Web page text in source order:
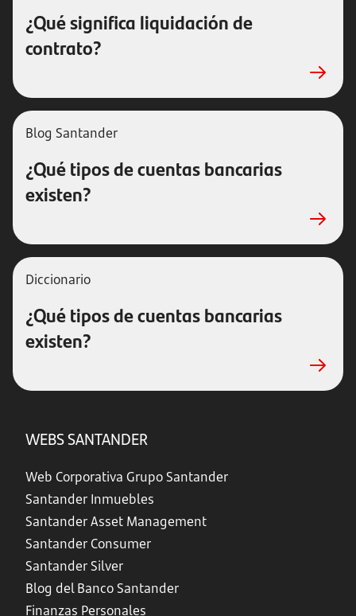
¿Qué significa liquidación de
contrato?
Blog Santander
¿Qué tipos de cuentas bancarias
existen?
Diccionario
¿Qué tipos de cuentas bancarias
existen?
WEBS SANTANDER
Web Corporativa Grupo Santander
Santander Inmuebles
Santander Asset Management
Santander Consumer
Santander Silver
Blog del Banco Santander
Finanzas Personales